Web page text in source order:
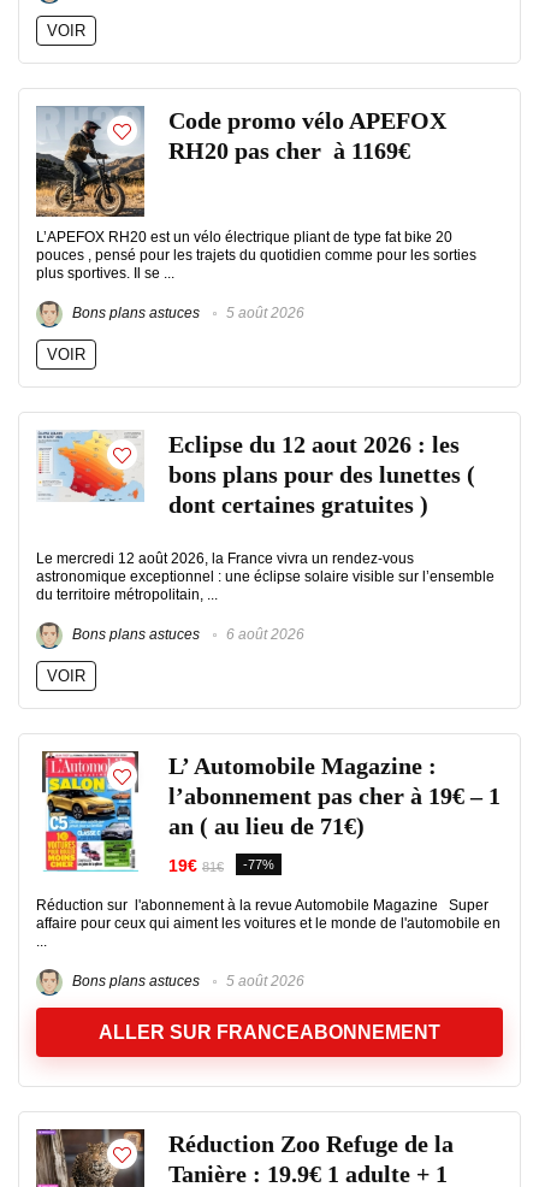
VOIR
Code promo vélo APEFOX
RH20 pas cher à 1169€
L’APEFOX RH20 est un vélo électrique pliant de type fat bike 20
pouces , pensé pour les trajets du quotidien comme pour les sorties
plus sportives. Il se ...
Bons plans astuces 5 août 2026
VOIR
Eclipse du 12 aout 2026 : les
bons plans pour des lunettes (
dont certaines gratuites )
Le mercredi 12 août 2026, la France vivra un rendez-vous
astronomique exceptionnel : une éclipse solaire visible sur l’ensemble
du territoire métropolitain, ...
Bons plans astuces 6 août 2026
VOIR
L’ Automobile Magazine :
l’abonnement pas cher à 19€ – 1
an ( au lieu de 71€)
19€ 81€ -77%
Réduction sur l'abonnement à la revue Automobile Magazine Super
affaire pour ceux qui aiment les voitures et le monde de l'automobile en
...
Bons plans astuces 5 août 2026
ALLER SUR FRANCEABONNEMENT
Réduction Zoo Refuge de la
Tanière : 19.9€ 1 adulte + 1